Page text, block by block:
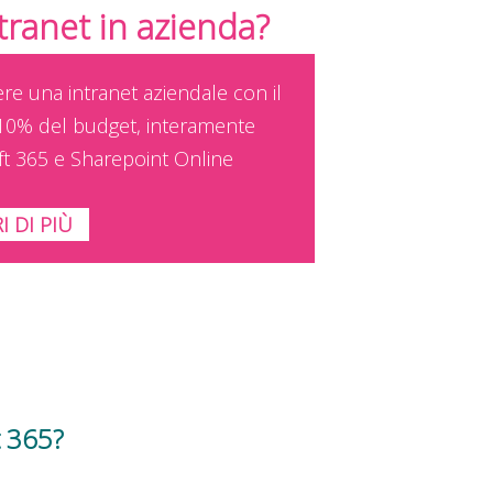
in azienda?
una intranet aziendale con il
del budget, interamente
365 e Sharepoint Online
DI PIÙ